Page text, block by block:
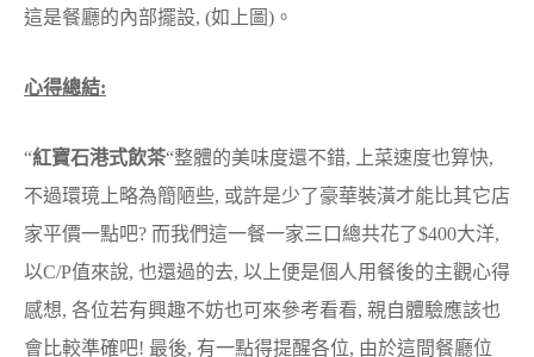
這是餐廳的內部擺設, (如上圖)。
心得總結:
“紅寶石港式飲茶“整體的美味度還不錯, 上菜速度也算快,
不過環璄上略為簡陋些, 或許是少了豪華裝潢才能比其它店
家平價一點吧? 而我們這一餐一家三口總共花了$400大洋,
以C/P值來說, 也還過的去, 以上便是個人用餐後的主觀心得
感想, 各位若有興趣不妨也可來參考看看, 親自體驗應該也
會比較準確吧! 最後, 有一點得提醒各位, 由於這間餐廳位